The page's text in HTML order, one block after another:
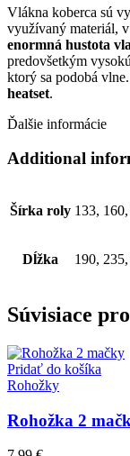
Vlákna koberca sú
využívaný materiál,
enormná hustota
predovšetkým
ktorý sa podobá vlne.
heatset.
Ďalšie informácie
Additional
Šírka roly 133,
Dĺžka 190,
Súvisiace
Pridať do košíka
Rohožky
Rohožka 2